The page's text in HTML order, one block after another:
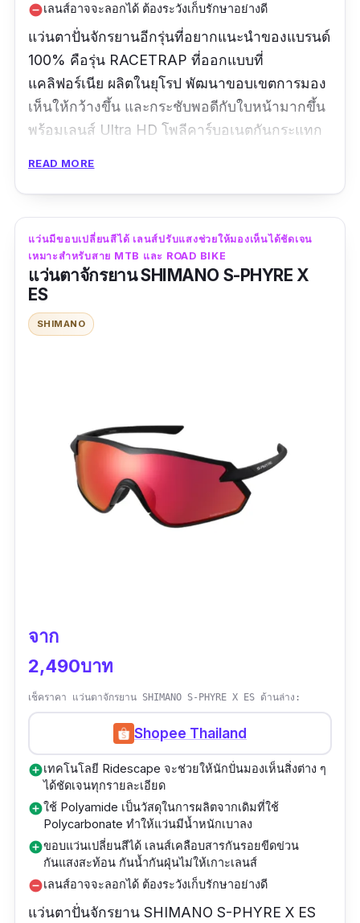
remove_circleเลนส์อาจจะลอกได้ ต้องระวังเก็บรักษาอย่างดี
แว่นตาปั่นจักรยานอีกรุ่นที่อยากแนะนำของแบรนด์
100% คือรุ่น RACETRAP ที่ออกแบบที่
แคลิฟอร์เนีย ผลิตในยุโรป พัฒนาขอบเขตการมอง
เห็นให้กว้างขึ้น และกระชับพอดีกับใบหน้ามากขึ้น
พร้อมเลนส์ Ultra HD โพลีคาร์บอเนตกันกระแทก
เลนส์คุณภาพสูงสุดป้องกันรอยขีดข่วน การเคลือบ
เลนส์ Hydrophobic และ Oleophobic ช่วยขับ
ไล่น้ำ สิ่งสกปรก และน้ำมัน แผ่นรองจมูกและขา
แว่นทำจากยางช่วยให้สวมใส่ได้กระชับไม่หลุด
เป็นอีกหนึ่งรุ่นที่หลายคนเคยใส่แล้วจะถูกใจกัน
แทบทุกคน
READ MORE
แว่นมีขอบเปลี่ยนสีได้ เลนส์ปรับแสงช่วยให้มองเห็นได้ชัดเจน
เหมาะสำหรับสาย MTB และ ROAD BIKE
แว่นตาจักรยาน SHIMANO S-PHYRE X
ES
SHIMANO
จาก
2,490บาท
เช็คราคา แว่นตาจักรยาน SHIMANO S-PHYRE X ES ด้านล่าง:
Shopee Thailand
add_circleเทคโนโลยี Ridescape จะช่วยให้นักปั่นมองเห็นสิ่งต่าง ๆ
ได้ชัดเจนทุกรายละเอียด
add_circleใช้ Polyamide เป็นวัสดุในการผลิตจากเดิมที่ใช้
Polycarbonate ทำให้แว่นมีน้ำหนักเบาลง
add_circleขอบแว่นเปลี่ยนสีได้ เลนส์เคลือบสารกันรอยขีดข่วน
กันแสงสะท้อน กันน้ำกันฝุ่นไม่ให้เกาะเลนส์
remove_circleเลนส์อาจจะลอกได้ ต้องระวังเก็บรักษาอย่างดี
แว่นตาปั่นจักรยาน SHIMANO S-PHYRE X ES